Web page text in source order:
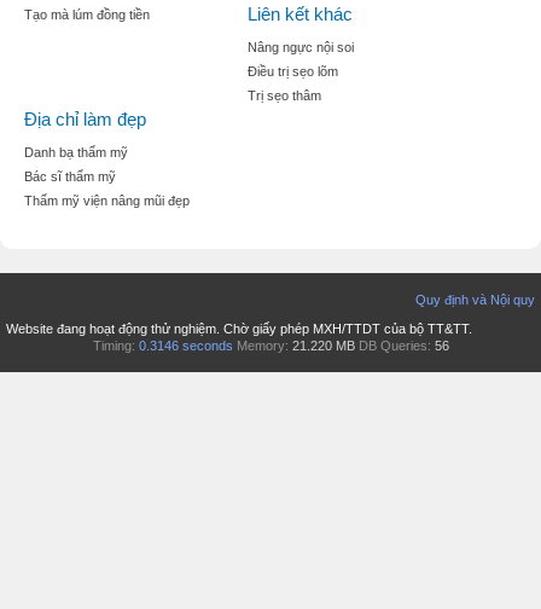
Tạo mà lúm đồng tiền
Liên kết khác
Nâng ngực nội soi
Điều trị sẹo lõm
Trị sẹo thâm
Địa chỉ làm đẹp
Danh bạ thẩm mỹ
Bác sĩ thẩm mỹ
Thẩm mỹ viện nâng mũi đẹp
Quy định và Nội quy
Website đang hoạt động thử nghiệm. Chờ giấy phép MXH/TTDT của bộ TT&TT.
Timing: 0.3146 seconds Memory: 21.220 MB DB Queries: 56